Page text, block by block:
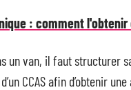
: comment
un van, il faut structurer
CCAS afin d’obtenir